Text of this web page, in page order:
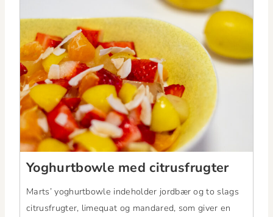
Yoghurt­bowle med citrusfrugter
Marts’ yoghurt­bowle inde­hold­er jord­bær og to slags
cit­rusfrugter, lime­quat og man­dared, som giv­er en